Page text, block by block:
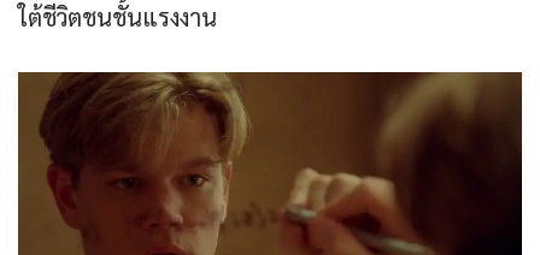
ใต้ชีวิตชนชั้นแรงงาน